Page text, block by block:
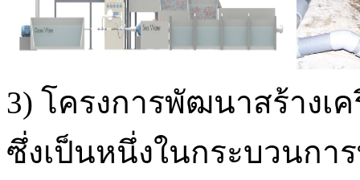
3) โครงการพัฒนาสร้าง
ซึ่งเป็นหนึ่งในกระบวนก